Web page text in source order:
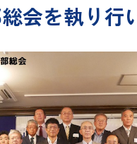
会を執り行